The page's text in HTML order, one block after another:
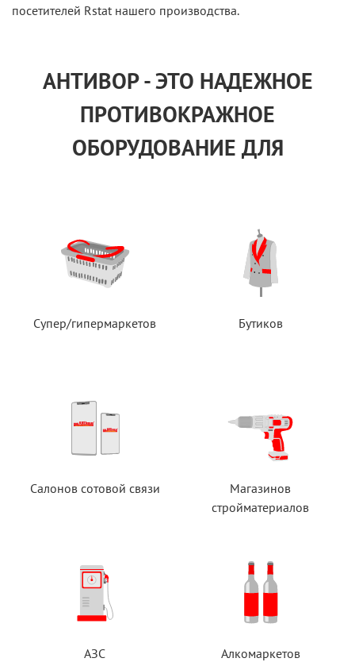
посетителей Rstat нашего производства.
АНТИВОР - ЭТО НАДЕЖНОЕ
ПРОТИВОКРАЖНОЕ
ОБОРУДОВАНИЕ ДЛЯ
Супер/гипермаркетов Бутиков
Салонов сотовой связи
Магазинов
стройматериалов
АЗС Алкомаркетов